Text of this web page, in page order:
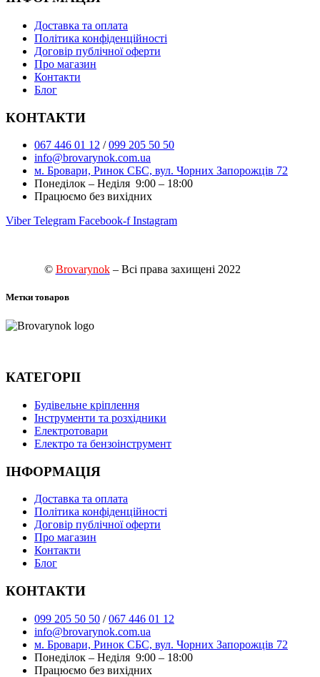
Доставка та оплата
Політика конфіденційності
Договір публічної оферти
Про магазин
Контакти
Блог
КОНТАКТИ
067 446 01 12 /099 205 50 50
info@brovarynok.com.ua
м. Бровари, Ринок СБС, вул. Чорних Запорожців 72
Понеділок – Неділя 9:00 – 18:00
Працюємо без вихідних
Viber Telegram Facebook-f Instagram
© Brovarynok– Всі права захищені 2022
Метки товаров
КАТЕГОРІІ
Будівельне кріплення
Інструменти та розхідники
Електротовари
Електро та бензоінструмент
ІНФОРМАЦІЯ
Доставка та оплата
Політика конфіденційності
Договір публічної оферти
Про магазин
Контакти
Блог
КОНТАКТИ
099 205 50 50 /067 446 01 12
info@brovarynok.com.ua
м. Бровари, Ринок СБС, вул. Чорних Запорожців 72
Понеділок – Неділя 9:00 – 18:00
Працюємо без вихідних